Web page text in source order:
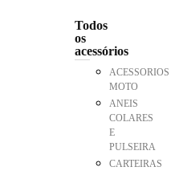
Todos
os
acessórios
ACESSORIOS
MOTO
ANEIS
COLARES
E
PULSEIRA
CARTEIRAS